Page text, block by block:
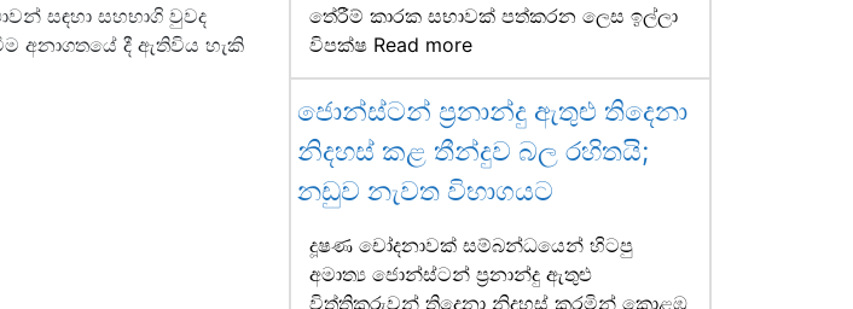
සඳහා සහභාගි වුවද
අනාගතයේ දී ඇතිවිය හැකි
තේරීම් කාරක සභාවක් පත්කරන ලෙස ඉල්ලා
විපක්ෂ Read more
ජොන්ස්ටන් ප්‍රනාන්දු ඇතුළු තිදෙනා
නිදහස් කළ තීන්දුව බල රහිතයි;
නඩුව නැවත විභාගයට
දූෂණ චෝදනාවක් සම්බන්ධයෙන් හිටපු
අමාත්‍ය ජොන්ස්ටන් ප්‍රනාන්දු ඇතුළු
විත්තිකරුවන් තිදෙනා නිදහස් කරමින් කොළඹ